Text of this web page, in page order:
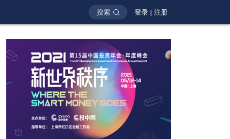
搜索 登录 | 注册